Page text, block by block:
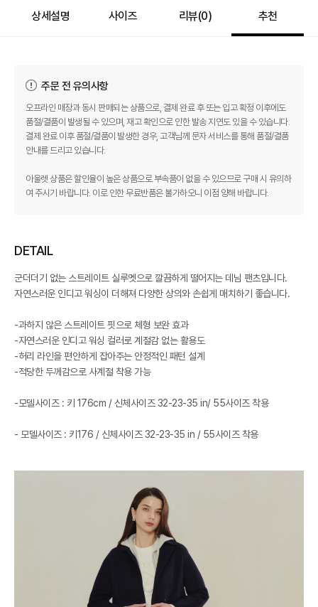
상세설명 사이즈 리뷰(0) 추천
주문 전 유의사항
오프라인 매장과 동시 판매되는 상품으로, 결제 완료 후 또는 입고 확정 이후에도
품절/결품이 발생될 수 있으며, 재고 확인으로 인한 발송 지연도 있을 수 있습니다.
결제 완료 이후 품절/결품이 발생한 경우, 고객님께 문자 서비스를 통해 품절/결품
안내를 드리고 있습니다.
아울렛 상품은 할인율이 높은 상품으로 부속품이 없을 수 있으므로 구매 시 유의하
여 주시기 바랍니다. 이로 인한 무료반품은 불가하오니 이점 양해 바랍니다.
DETAIL
군더더기 없는 스트레이트 실루엣으로 깔끔하게 떨어지는 데님 팬츠입니다.
자연스러운 인디고 워싱이 더해져 다양한 상의와 손쉽게 매치하기 좋습니다.
-과하지 않은 스트레이트 핏으로 체형 보완 효과
-자연스러운 인디고 워싱 컬러로 계절감 없는 활용도
-허리 라인을 편안하게 잡아주는 안정적인 패턴 설계
-적당한 두께감으로 사계절 착용 가능
-모델사이즈 : 키 176cm / 신체사이즈 32-23-35 in/ 55사이즈 착용
- 모델사이즈 : 키176 / 신체사이즈 32-23-35 in / 55사이즈 착용